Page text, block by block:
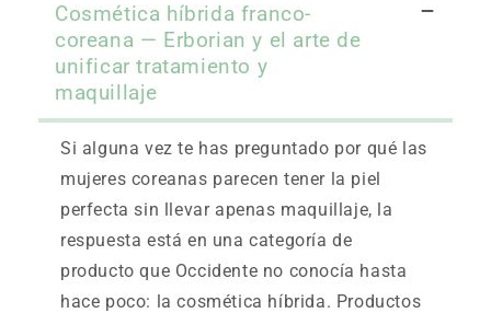
Cosmética híbrida franco-
coreana — Erborian y el arte de
unificar tratamiento y
maquillaje
Si alguna vez te has preguntado por qué las
mujeres coreanas parecen tener la piel
perfecta sin llevar apenas maquillaje, la
respuesta está en una categoría de
producto que Occidente no conocía hasta
hace poco: la cosmética híbrida. Productos